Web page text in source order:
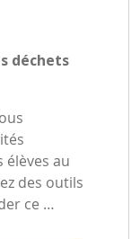
déchets
au
des outils
ce …